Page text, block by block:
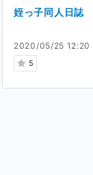
2020/05/25 12:20
5
姪っ子同人日誌